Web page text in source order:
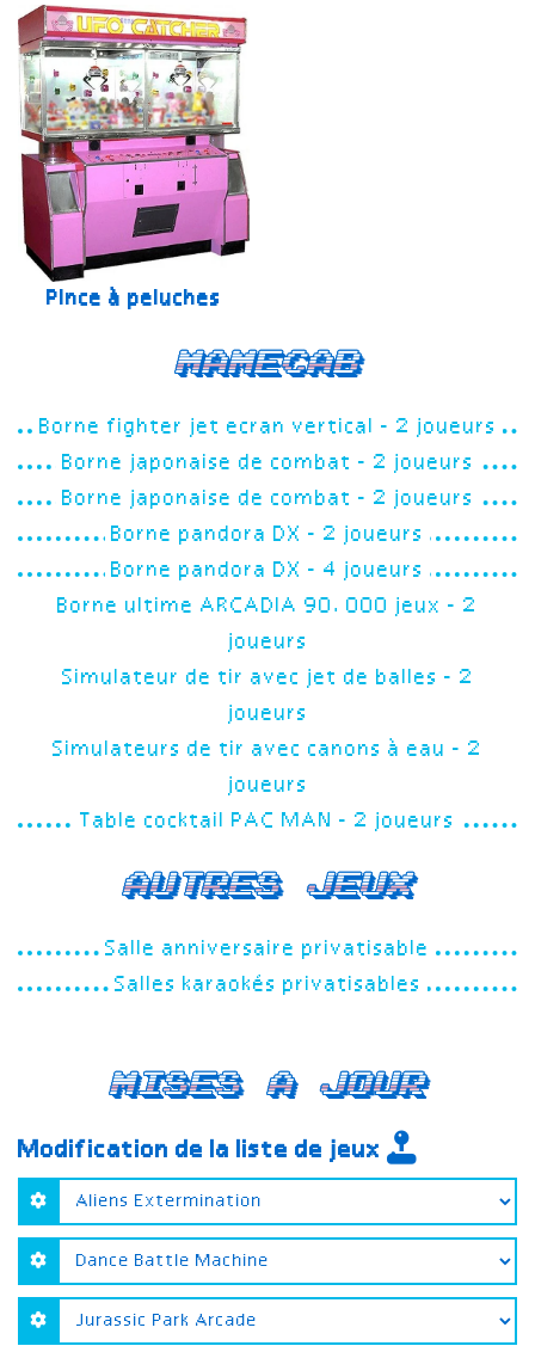
Pince à peluches
Mamecab
Borne fighter jet ecran vertical - 2 joueurs
Borne japonaise de combat - 2 joueurs
Borne japonaise de combat - 2 joueurs
Borne pandora DX - 2 joueurs
Borne pandora DX - 4 joueurs
Borne ultime ARCADIA 90.000 jeux - 2
joueurs
Simulateur de tir avec jet de balles - 2
joueurs
Simulateurs de tir avec canons à eau - 2
joueurs
Table cocktail PAC MAN - 2 joueurs
Autres jeux
Salle anniversaire privatisable
Salles karaokés privatisables
Mises a jour
Modification de la liste de jeux